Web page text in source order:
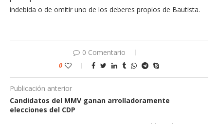
indebida o de omitir uno de los deberes propios de Bautista.
0 Comentario
0
Publicación anterior
Candidatos del MMV ganan arrolladoramente
elecciones del CDP